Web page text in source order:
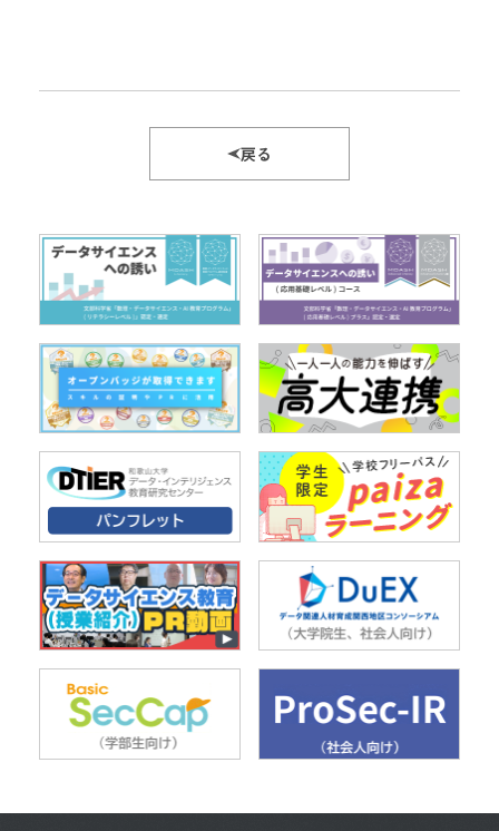
戻る